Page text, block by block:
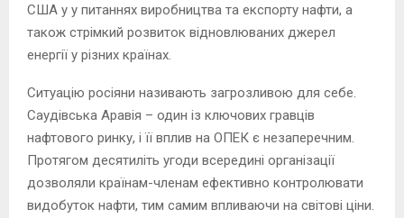
США у у питаннях виробництва та експорту нафти, а
також стрімкий розвиток відновлюваних джерел
енергії у різних країнах.
Ситуацію росіяни називають загрозливою для себе.
Саудівська Аравія – один із ключових гравців
нафтового ринку, і її вплив на ОПЕК є незаперечним.
Протягом десятиліть угоди всередині організації
дозволяли країнам-членам ефективно контролювати
видобуток нафти, тим самим впливаючи на світові ціни.